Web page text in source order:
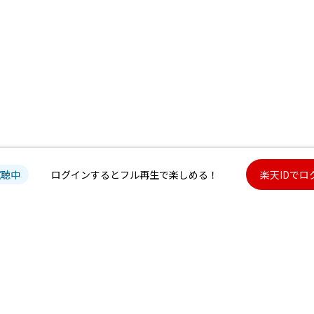
中 ログインするとフル再生で楽しめる！ 楽天IDでロ